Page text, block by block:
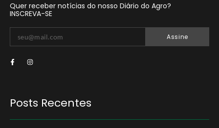
Quer receber notícias do nosso Diário do Agro?
INSCREVA-SE
Assine
Posts Recentes